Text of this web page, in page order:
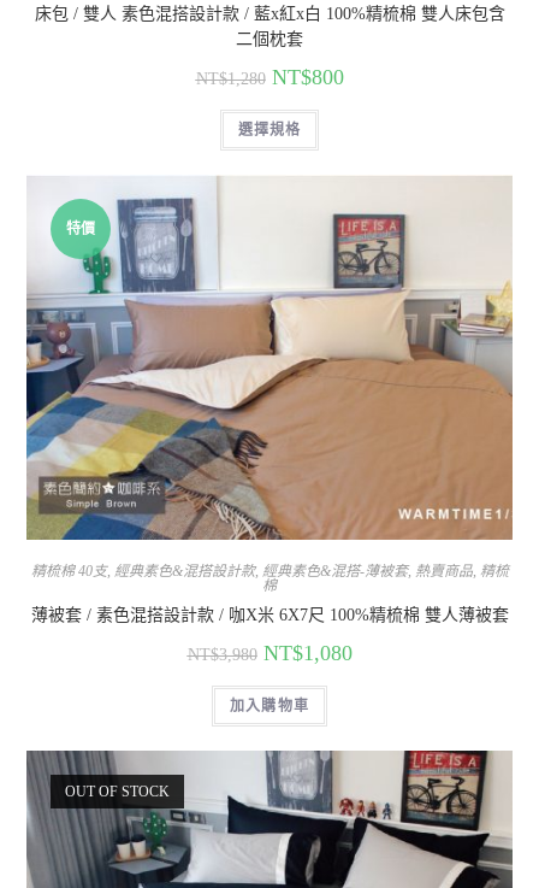
床包 / 雙人 素色混搭設計款 / 藍x紅x白 100%精梳棉 雙人床包含
二個枕套
NT$1,280 NT$800
選擇規格
特價
精梳棉 40支, 經典素色&混搭設計款, 經典素色&混搭-薄被套, 熱賣商品, 精梳
棉
薄被套 / 素色混搭設計款 / 咖X米 6X7尺 100%精梳棉 雙人薄被套
NT$3,980 NT$1,080
加入購物車
OUT OF STOCK